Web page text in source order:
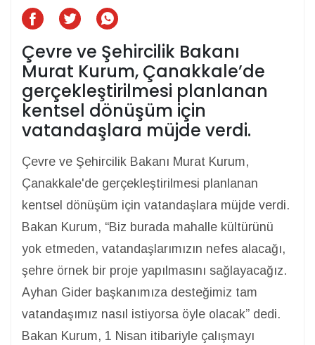
Çevre ve Şehircilik Bakanı
Murat Kurum, Çanakkale’de
gerçekleştirilmesi planlanan
kentsel dönüşüm için
vatandaşlara müjde verdi.
Çevre ve Şehircilik Bakanı Murat Kurum,
Çanakkale'de gerçekleştirilmesi planlanan
kentsel dönüşüm için vatandaşlara müjde verdi.
Bakan Kurum, “Biz burada mahalle kültürünü
yok etmeden, vatandaşlarımızın nefes alacağı,
şehre örnek bir proje yapılmasını sağlayacağız.
Ayhan Gider başkanımıza desteğimiz tam
vatandaşımız nasıl istiyorsa öyle olacak” dedi.
Bakan Kurum, 1 Nisan itibariyle çalışmayı